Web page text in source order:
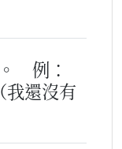
例：
（我還沒有